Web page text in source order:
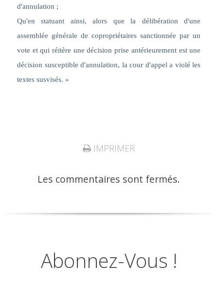
d'annulation ;
Qu'en statuant ainsi, alors que la délibération d'une
assemblée générale de copropriétaires sanctionnée par un
vote et qui réitère une décision prise antérieurement est une
décision susceptible d'annulation, la cour d'appel a violé les
textes susvisés. »
IMPRIMER
Les commentaires sont fermés.
Abonnez-Vous !